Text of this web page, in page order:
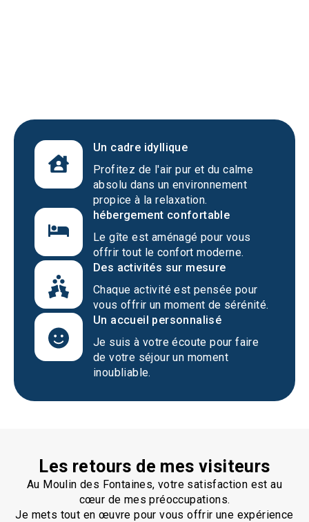
Un cadre idyllique
Profitez de l'air pur et du calme
absolu dans un environnement
propice à la relaxation.
hébergement confortable
Le gîte est aménagé pour vous
offrir tout le confort moderne.
Des activités sur mesure
Chaque activité est pensée pour
vous offrir un moment de sérénité.
Un accueil personnalisé
Je suis à votre écoute pour faire
de votre séjour un moment
inoubliable.
Les retours de mes visiteurs
Au Moulin des Fontaines, votre satisfaction est au
cœur de mes préoccupations.
Je mets tout en œuvre pour vous offrir une expérience